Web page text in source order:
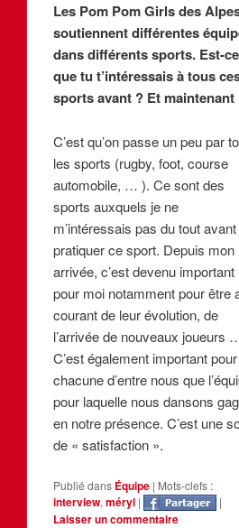
Les Pom Pom Girls des
soutiennent différentes
dans différents sports. Est-ce
que tu t’intéressais à tous
sports avant ? Et maintenant
C’est qu’on passe un peu par
les sports (rugby, foot, course
automobile, … ). Ce sont des
sports auxquels je ne
m’intéressais pas du tout
pratiquer ce sport. Depuis mon
arrivée, c’est devenu important
pour moi notamment pour être
courant de leur évolution, de
l’arrivée de nouveaux joueurs
C’est également important pour
chacune d’entre nous que
pour laquelle nous dansons
en notre présence. C’est une
de « satisfaction ».
Publié dans Équipe | Mots-clefs :
interview,méryl | |
Laisser un commentaire